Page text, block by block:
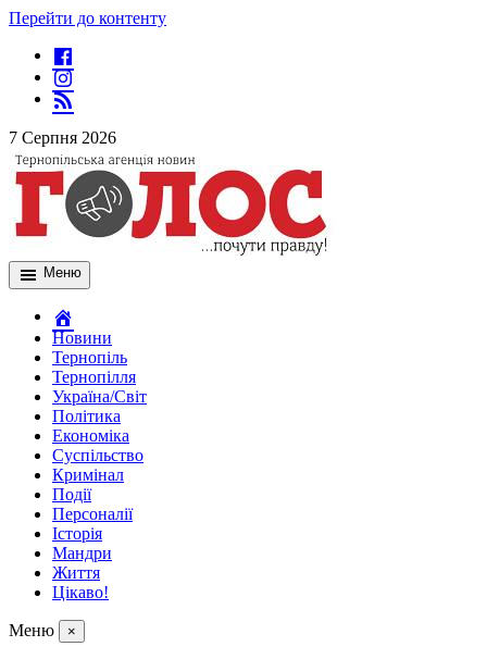
Перейти до контенту
7 Серпня 2026
Меню
Новини
Тернопіль
Тернопілля
Україна/Світ
Політика
Економіка
Суспільство
Кримінал
Події
Персоналії
Історія
Мандри
Життя
Цікаво!
Меню ×